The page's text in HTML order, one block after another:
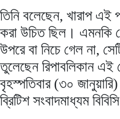
তিনি বলেছেন, খারাপ এই
করা উচিত ছিল। এমনকি
উপরে বা নিচে গেল না,
তুলেছেন রিপাবলিকান এই
বৃহস্পতিবার (৩০
ব্রিটিশ সংবাদমাধ্যম